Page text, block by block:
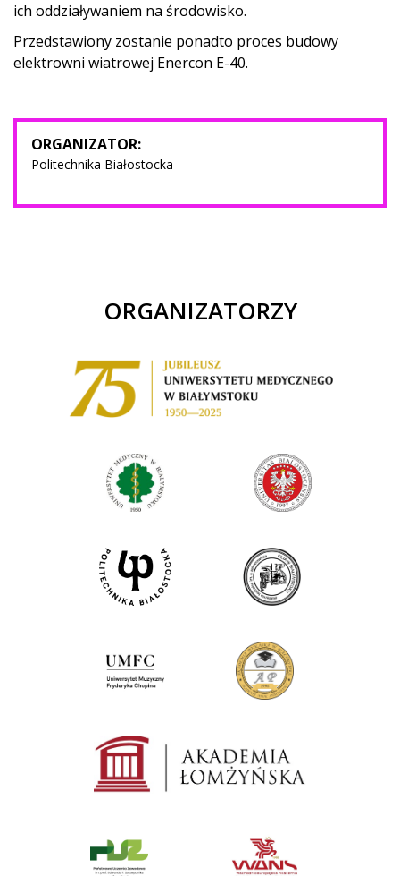
ich oddziaływaniem na środowisko.
Przedstawiony zostanie ponadto proces budowy
elektrowni wiatrowej Enercon E-40.
ORGANIZATOR:
Politechnika Białostocka
ORGANIZATORZY